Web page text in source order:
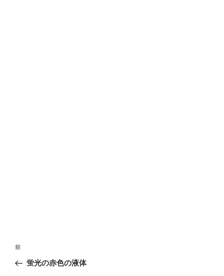
投
ナ
前
の
前
蛍光の赤色の液体